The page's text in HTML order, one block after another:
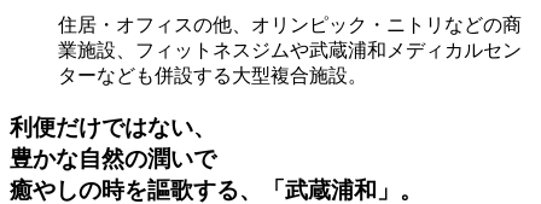
住居・オフィスの他、オリンピック・ニトリなどの商
業施設、フィットネスジムや武蔵浦和メディカルセン
ターなども併設する大型複合施設。
利便だけではない、
豊かな自然の潤いで
癒やしの時を謳歌する、「武蔵浦和」。